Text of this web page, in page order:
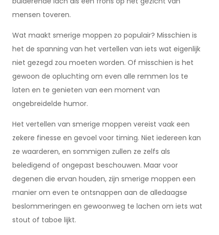
mensen toveren.
Wat maakt smerige moppen zo populair? Misschien is
het de spanning van het vertellen van iets wat eigenlijk
niet gezegd zou moeten worden. Of misschien is het
gewoon de opluchting om even alle remmen los te
laten en te genieten van een moment van
ongebreidelde humor.
Het vertellen van smerige moppen vereist vaak een
zekere finesse en gevoel voor timing. Niet iedereen kan
ze waarderen, en sommigen zullen ze zelfs als
beledigend of ongepast beschouwen. Maar voor
degenen die ervan houden, zijn smerige moppen een
manier om even te ontsnappen aan de alledaagse
beslommeringen en gewoonweg te lachen om iets wat
stout of taboe lijkt.